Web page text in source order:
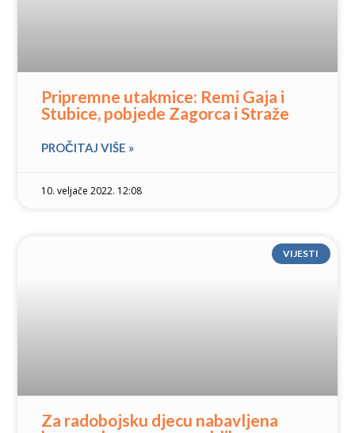
Pripremne utakmice: Remi Gaja i
Stubice, pobjede Zagorca i Straže
PROČITAJ VIŠE »
10. veljače 2022. 12:08
VIJESTI
Za radobojsku djecu nabavljena